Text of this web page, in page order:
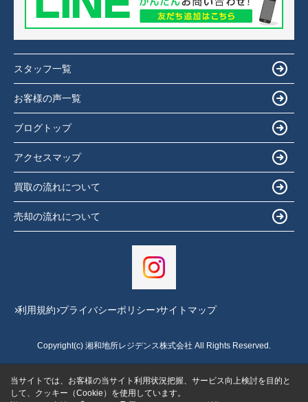
スタッフ一覧
お客様の声一覧
ブログトップ
アクセスマップ
買取の流れについて
売却の流れについて
利用規約 プライバシーポリシー サイトマップ
Copyright(c) 湘和地所レジデンス株式会社 All Rights Reserved.
当サイトでは、お客様の当サイト利用状況把握、サービス向上検討を目的と
して、クッキー（Cookie）を使用しています。